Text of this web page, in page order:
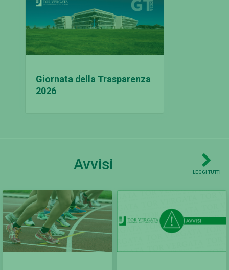
Giornata della Trasparenza
2026
Avvisi LEGGI TUTTI